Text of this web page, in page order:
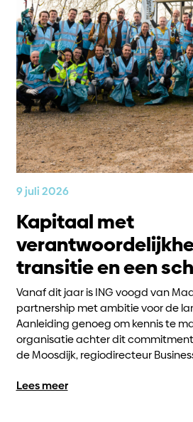
9 juli 2026
Kapitaal met
transitie en een
Vanaf dit jaar is ING voogd van
partnership met ambitie voor de
Aanleiding genoeg om kennis te
organisatie achter dit
de Moosdijk, regiodirecteur
Lees meer